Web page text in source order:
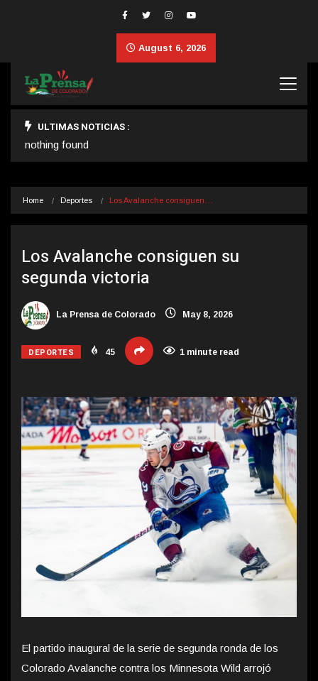
August 6, 2026
ULTIMAS NOTICIAS :
nothing found
Home Deportes Los Avalanche consiguen…
Los Avalanche consiguen su
segunda victoria
La Prensa de Colorado May 8, 2026
DEPORTES 45 1 minute read
El partido inaugural de la serie de segunda ronda de los
Colorado Avalanche contra los Minnesota Wild arrojó